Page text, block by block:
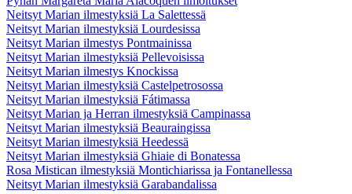
Neitsyt Marian ilmestyksiä La Salettessä
Neitsyt Marian ilmestyksiä Lourdesissa
Neitsyt Marian ilmestys Pontmainissa
Neitsyt Marian ilmestyksiä Pellevoisissa
Neitsyt Marian ilmestys Knockissa
Neitsyt Marian ilmestyksiä Castelpetrosossa
Neitsyt Marian ilmestyksiä Fátimassa
Neitsyt Marian ja Herran ilmestyksiä Campinassa
Neitsyt Marian ilmestyksiä Beauraingissa
Neitsyt Marian ilmestyksiä Heedessä
Neitsyt Marian ilmestyksiä Ghiaie di Bonatessa
Rosa Mistican ilmestyksiä Montichiarissa ja Fontanellessa
Neitsyt Marian ilmestyksiä Garabandalissa